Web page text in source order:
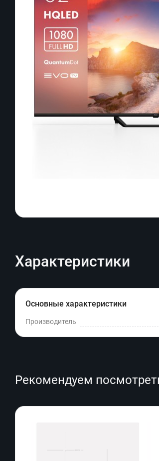
Характеристики
Основные характеристики
Производитель
Рекомендуем